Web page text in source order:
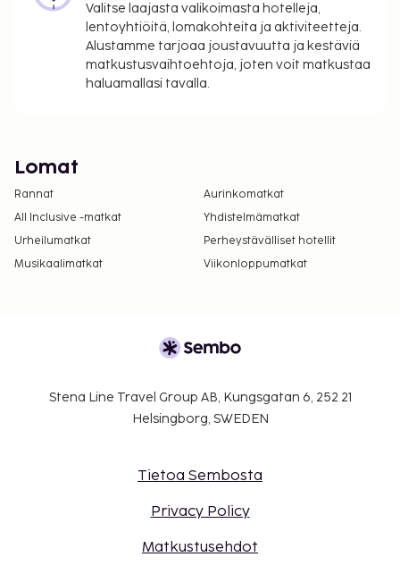
Valitse laajasta valikoimasta hotelleja,
lentoyhtiöitä, lomakohteita ja aktiviteetteja.
Alustamme tarjoaa joustavuutta ja kestäviä
matkustusvaihtoehtoja, joten voit matkustaa
haluamallasi tavalla.
Lomat
Rannat
Aurinkomatkat
All Inclusive -matkat
Yhdistelmämatkat
Urheilumatkat
Perheystävälliset hotellit
Musikaalimatkat
Viikonloppumatkat
Stena Line Travel Group AB, Kungsgatan 6, 252 21
Helsingborg, SWEDEN
Tietoa Sembosta
Privacy Policy
Matkustusehdot